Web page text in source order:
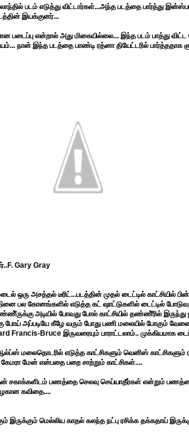
படம் எடுத்து விட்டார்கள்...அந்த படத்தை பார்த்து
இயக்குனர்...
படைப்பு என்றால் அது மிகையில்லை... இந்த படம் பாத்து
நான் இந்த படத்தை பாண்டி ரத்னா தியேட்டரில் பார்த்ததாக
Gary Gray
ஒரு அசத்தல் டீரிட்...படத்தின் முதல் டைட்டில் காட்சியில்
பல கோனங்களில் எடுத்த கட் ஷாட்டுகளில் டைட்டில்
அடியில் போவது போல் காட்சியில் தண்ணீ்ரில்
போய் அப்படியே கீழே வரும் போது பணி மலையில் போகும்
Francis-Bruce இருவரையும் பாராட்டலாம்.. முக்கியமாக
மலைதொடரில் எடுத்த காட்சிகளும் வெனிஸ் காட்சிகளும்
மேன் என்பதை பறை சாற்றும் காட்சிகள்....
தன் சகாக்களிடம் பணத்தை செலவு செய்யாதீர்கள் என்றும்
கவிதை....
இருக்கும் மெல்லிய காதல் கலந்த நட்பு ரசிக்க தக்கதாய்